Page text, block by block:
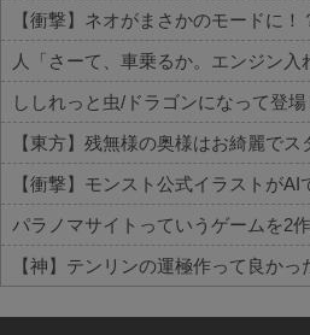
【衝撃】ネオがまさかのモードに
【東方】残無様の奥様はお綺麗でス
パラノマサイトっていうゲームを2
【神】テンリンの運極作って良か
Powered by livedoor 相互RSS